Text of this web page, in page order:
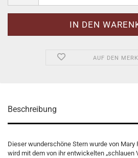
AUF DEN
Beschreibung
Dieser wunderschöne Stern wurde von Mary
wird mit dem von ihr entwickelten „schlauen